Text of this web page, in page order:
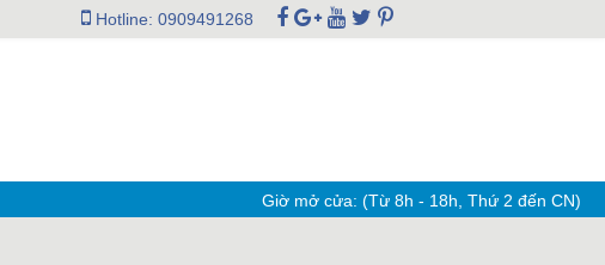
Hotline: 0909491268
Giờ mở cửa: (Từ 8h - 18h, Thứ 2 đến CN)